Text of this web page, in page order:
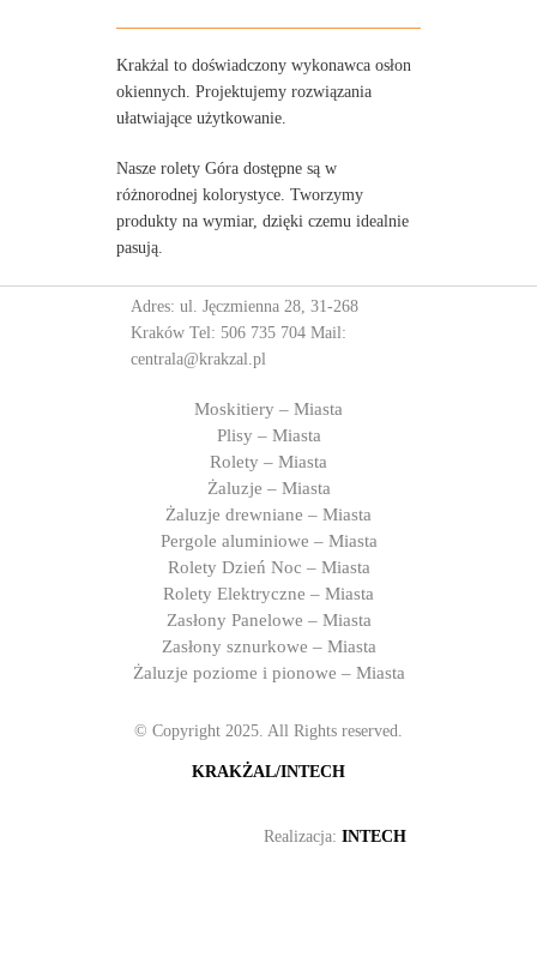
Krakżal to doświadczony wykonawca osłon
okiennych. Projektujemy rozwiązania
ułatwiające użytkowanie.
Nasze rolety Góra dostępne są w
różnorodnej kolorystyce. Tworzymy
produkty na wymiar, dzięki czemu idealnie
pasują.
Adres: ul. Jęczmienna 28, 31-268
Kraków Tel: 506 735 704 Mail:
centrala@krakzal.pl
Moskitiery – Miasta
Plisy – Miasta
Rolety – Miasta
Żaluzje – Miasta
Żaluzje drewniane – Miasta
Pergole aluminiowe – Miasta
Rolety Dzień Noc – Miasta
Rolety Elektryczne – Miasta
Zasłony Panelowe – Miasta
Zasłony sznurkowe – Miasta
Żaluzje poziome i pionowe – Miasta
© Copyright 2025. All Rights reserved.
KRAKŻAL/INTECH
Realizacja: INTECH